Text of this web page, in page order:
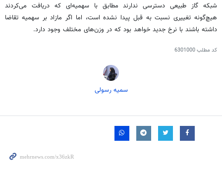
شبکه گاز طبیعی دسترسی ندارند مطابق با سهمیه‌ای که دریافت می‌کردند
هیچ‌گونه تغییری نسبت به قبل پیدا نشده است، اما اگر مازاد بر سهمیه تقاضا
داشته باشند با نرخ جدید خواهد بود که در وزن‌های مختلف وجود دارد.
کد مطلب6301000
سمیه رسولی